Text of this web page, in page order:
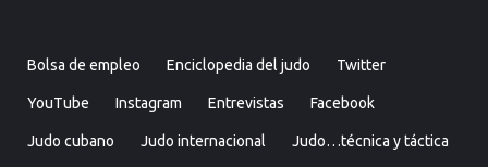
Bolsa de empleo Enciclopedia del judo Twitter
YouTube Instagram Entrevistas Facebook
Judo cubano Judo internacional Judo…técnica y táctica